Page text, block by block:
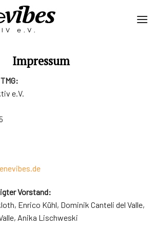
Impressum
e.V.
Vorstand:
Enrico Kühl, Dominik Canteli del Valle,
Anika Lischweski